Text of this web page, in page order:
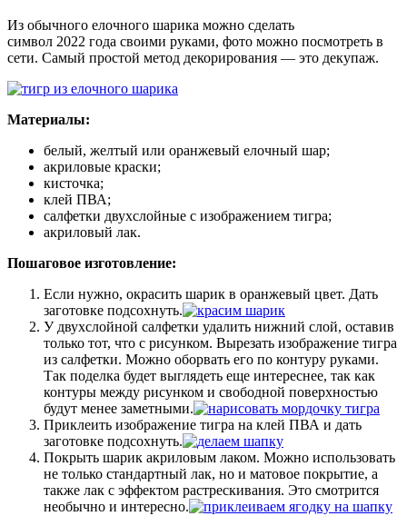
Из обычного елочного шарика можно сделать
символ 2022 года своими руками, фото можно посмотреть в
сети. Самый простой метод декорирования — это декупаж.
Материалы:
белый, желтый или оранжевый елочный шар;
акриловые краски;
кисточка;
клей ПВА;
салфетки двухслойные с изображением тигра;
акриловый лак.
Пошаговое изготовление:
Если нужно, окрасить шарик в оранжевый цвет. Дать
заготовке подсохнуть.
У двухслойной салфетки удалить нижний слой, оставив
только тот, что с рисунком. Вырезать изображение тигра
из салфетки. Можно оборвать его по контуру руками.
Так поделка будет выглядеть еще интереснее, так как
контуры между рисунком и свободной поверхностью
будут менее заметными.
Приклеить изображение тигра на клей ПВА и дать
заготовке подсохнуть.
Покрыть шарик акриловым лаком. Можно использовать
не только стандартный лак, но и матовое покрытие, а
также лак с эффектом растрескивания. Это смотрится
необычно и интересно.